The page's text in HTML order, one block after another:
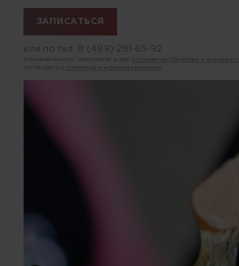
или по тел. 8 (499) 281-65-92
Нажимая кнопку "Записаться" я даю согласие на обработку и хранение
политикой конфиденциальности